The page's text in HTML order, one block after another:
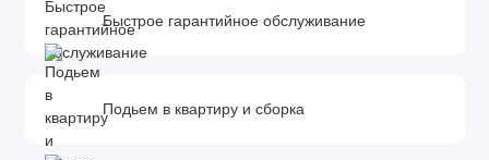
Быстрое гарантийное обслуживание
Подьем в квартиру и сборка